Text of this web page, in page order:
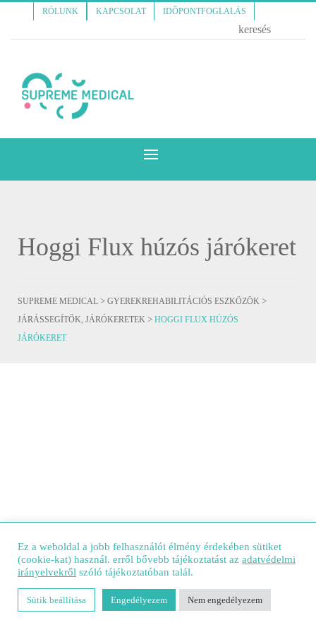
RÓLUNK KAPCSOLAT IDŐPONTFOGLALÁS
Hoggi Flux húzós járókeret
SUPREME MEDICAL > GYEREKREHABILITÁCIÓS ESZKÖZÖK >
JÁRÁSSEGÍTŐK, JÁRÓKERETEK > HOGGI FLUX HÚZÓS
JÁRÓKERET
Ez a weboldal a jobb felhasználói élmény érdekében sütiket
(cookie-kat) használ. erről bővebb tájékoztatást az adatvédelmi
irányelvekről szóló tájékoztatóban talál.
Sütik beállítása Engedélyezem Nem engedélyezem